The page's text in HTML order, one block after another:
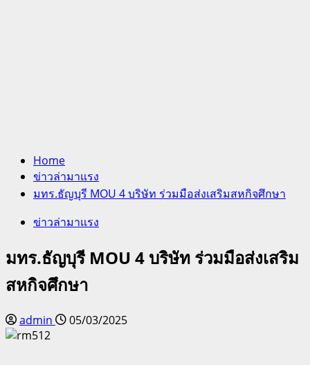
Home
ข่าวล่ามาแรง
มทร.ธัญบุรี MOU 4 บริษัท ร่วมมือส่งเสริมสหกิจศึกษา
ข่าวล่ามาแรง
มทร.ธัญบุรี MOU 4 บริษัท ร่วมมือส่งเสริม
สหกิจศึกษา
admin 05/03/2025